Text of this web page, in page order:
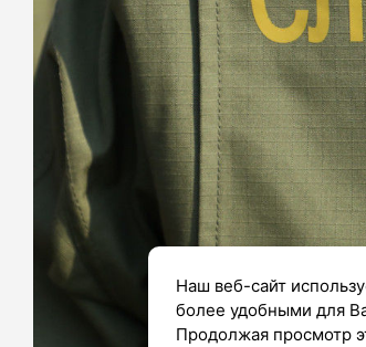
Наш веб-сайт
более удобными для
Продолжая просмотр